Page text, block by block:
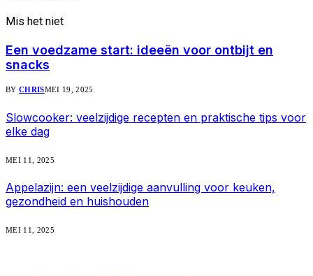
Mis het niet
Een voedzame start: ideeën voor ontbijt en
snacks
BY CHRISMEI 19, 2025
Slowcooker: veelzijdige recepten en praktische tips voor
elke dag
MEI 11, 2025
Appelazijn: een veelzijdige aanvulling voor keuken,
gezondheid en huishouden
MEI 11, 2025